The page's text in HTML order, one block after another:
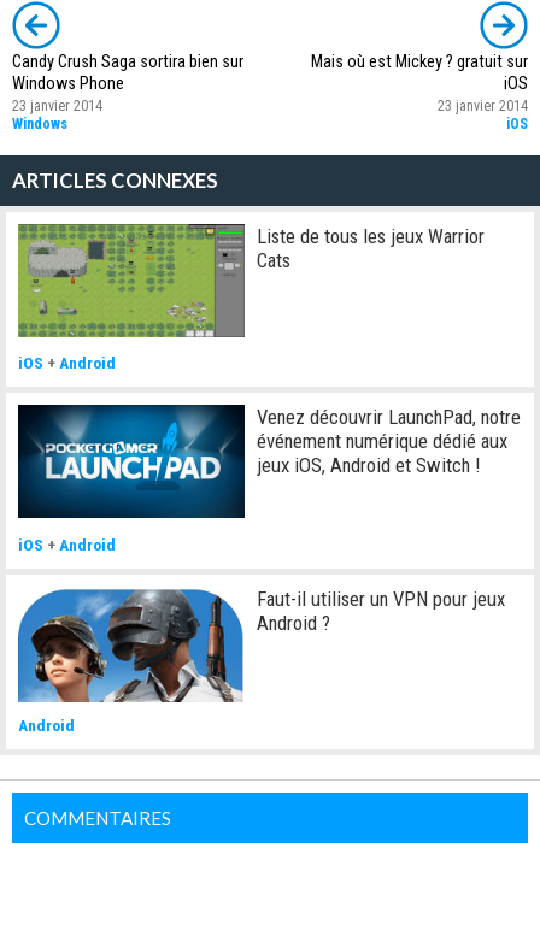
Candy Crush Saga sortira bien sur
Windows Phone
23 janvier 2014
Windows
Mais où est Mickey ? gratuit sur
iOS
23 janvier 2014
iOS
ARTICLES CONNEXES
Liste de tous les jeux Warrior
Cats
iOS +Android
Venez découvrir LaunchPad, notre
événement numérique dédié aux
jeux iOS, Android et Switch !
iOS + Android
Faut-il utiliser un VPN pour jeux
Android ?
Android
COMMENTAIRES